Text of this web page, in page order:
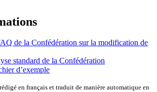
de la Confédération sur la modification de
standard de la Confédération
d’exemple
en français et traduit de manière automatique en